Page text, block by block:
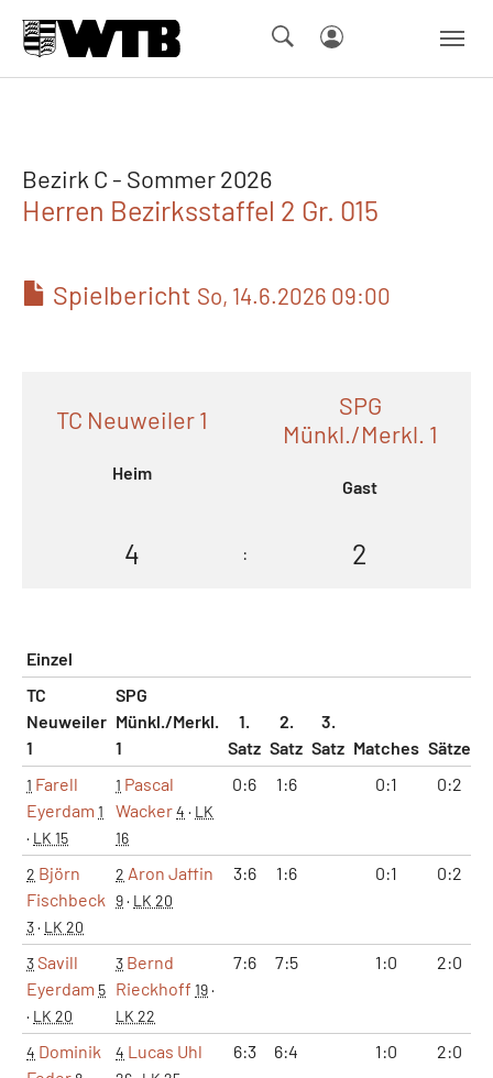
Bezirk C - Sommer 2026
Herren Bezirksstaffel 2 Gr. 015
Spielbericht So, 14.6.2026 09:00
TC Neuweiler 1
Heim
SPG
Münkl./Merkl. 1
Gast
4 : 2
Einzel
TC
Neuweiler
1
SPG
Münkl./Merkl.
1
1.
Satz
2.
Satz
3.
Satz Matches Sätze
1 Farell
Eyerdam 1
· LK 15
1 Pascal
Wacker4 · LK
16
0:6 1:6 0:1 0:2
2 Björn
Fischbeck
3· LK 20
2 Aron Jaffin
9· LK 20
3:6 1:6 0:1 0:2
3Savill
Eyerdam 5
· LK 20
3 Bernd
Rieckhoff 19·
LK 22
7:6 7:5 1:0 2:0
4 Dominik
4 Lucas Uhl 6:3 6:4 1:0 2:0